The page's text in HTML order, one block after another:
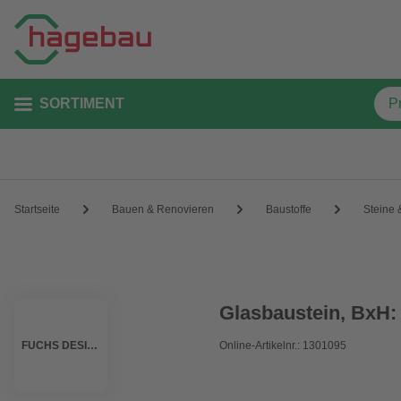
SORTIMENT
Startseite Bauen & Renovieren Baustoffe Steine
FUCHS DESIGN
Glasbaustein,
Online-Artikelnr.: 1301095